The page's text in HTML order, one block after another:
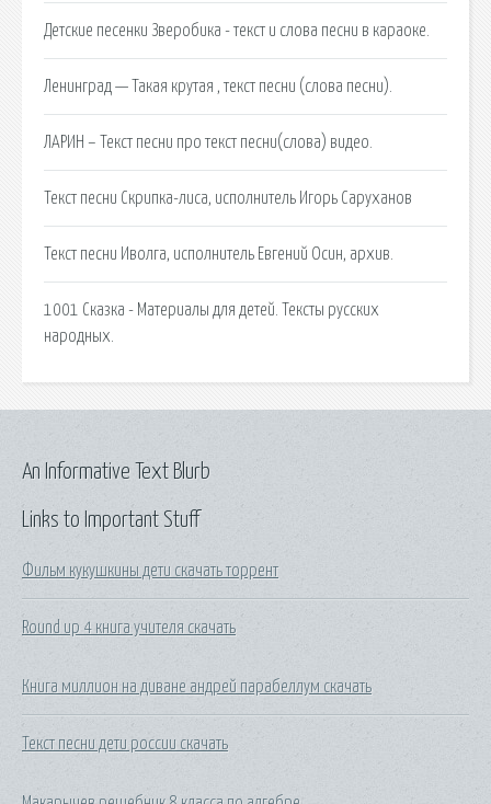
Детские песенки Зверобика - текст и слова песни в караоке.
Ленинград — Такая крутая , текст песни (слова песни).
ЛАРИН – Текст песни про текст песни(слова) видео.
Текст песни Скрипка-лиса, исполнитель Игорь Саруханов
Текст песни Иволга, исполнитель Евгений Осин, архив.
1001 Сказка - Материалы для детей. Тексты русских
народных.
Links to Important Stuff
Фильм кукушкины дети скачать торрент
Round up 4 книга учителя скачать
Книга миллион на диване андрей парабеллум скачать
Текст песни дети россии скачать
An Informative Text Blurb